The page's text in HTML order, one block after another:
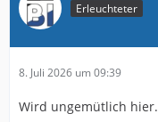
Erleuchteter
8. Juli 2026 um 09:39
Wird ungemütlich hier.